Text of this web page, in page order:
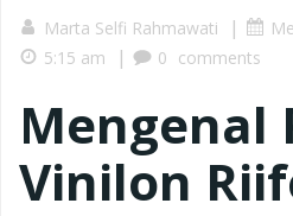
Marta Selfi Rahmawati |
5:15 am | 0 comments
Mengenal
Vinilon